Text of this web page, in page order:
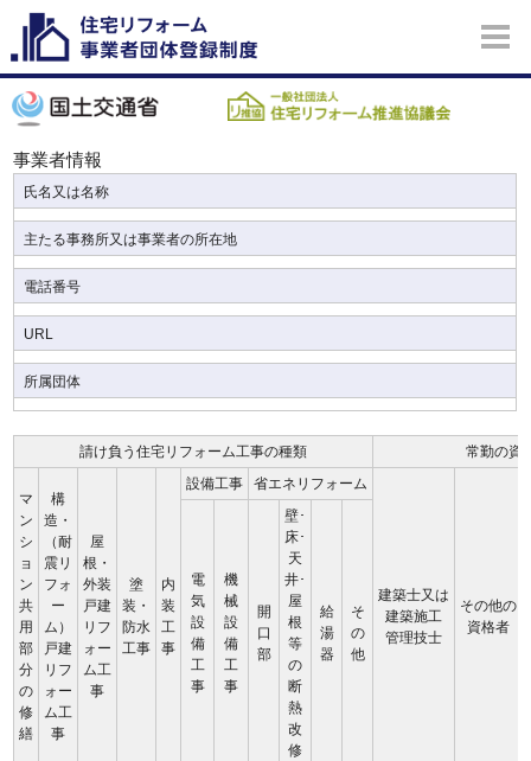
事業者情報
氏名又は名称
主たる事務所又は事業者の所在地
電話番号
URL
所属団体
請け負う住宅リフォーム工事の種類 常勤の資
マ
ン
シ
ョ
ン
共
用
部
分
の
修
繕
構
造・
（耐
震リ
フォ
ー
ム）
戸建
リフ
ォー
ム工
事
屋
根・
外装
戸建
リフ
ォー
ム工
事
塗
装・
防水
工事
内
装
工
事
設備工事 省エネリフォーム
建築士又は
建築施工
管理技士
その他の
資格者
電
気
設
備
工
事
機
械
設
備
工
事
開
口
部
壁･
床･
天
井･
屋
根
等
の
断
熱
改
修
給
湯
器
そ
の
他